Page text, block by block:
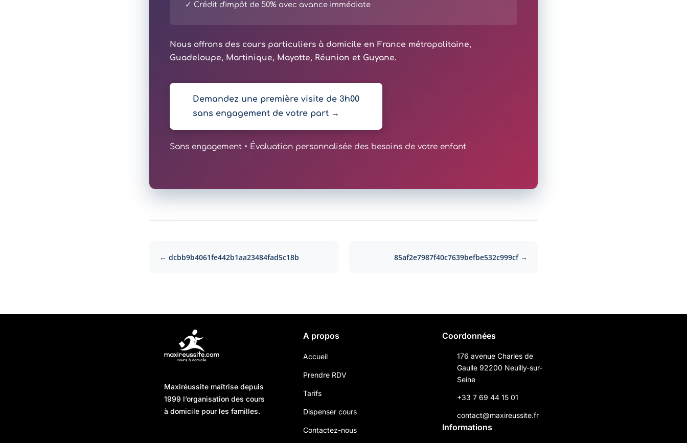
✓ Crédit d'impôt de 50% avec avance immédiate
Nous offrons des cours particuliers à domicile en France métropolitaine,
Guadeloupe, Martinique, Mayotte, Réunion et Guyane.
Demandez une première visite de 3h00
sans engagement de votre part →
Sans engagement • Évaluation personnalisée des besoins de votre enfant
← dcbb9b4061fe442b1aa23484fad5c18b 85af2e7987f40c7639befbe532c999cf →
Maxiréussite maîtrise depuis
1999 l’organisation des cours
à domicile pour les familles.
A propos
Accueil
Prendre RDV
Tarifs
Dispenser cours
Contactez-nous
Coordonnées
176 avenue Charles de
Gaulle 92200 Neuilly-sur-
Seine
+33 7 69 44 15 01
contact@maxireussite.fr
Informations